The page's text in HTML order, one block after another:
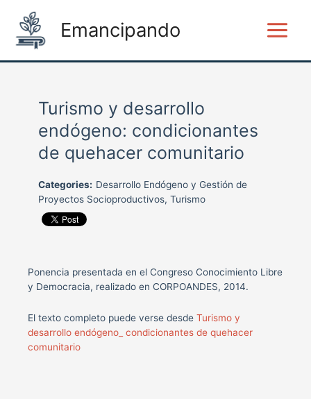
contenido
Emancipando
Menu
Turismo y desarrollo
endógeno: condicionantes
de quehacer comunitario
Categories: Desarrollo Endógeno y Gestión de
Proyectos Socioproductivos, Turismo
Ponencia presentada en el Congreso Conocimiento Libre
y Democracia, realizado en CORPOANDES, 2014.
El texto completo puede verse desde Turismo y
desarrollo endógeno_ condicionantes de quehacer
comunitario